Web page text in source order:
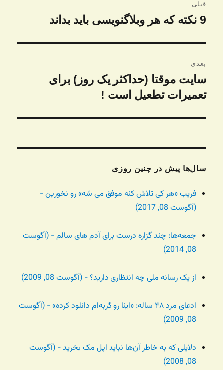
نوشته
قبلی
نوشته
9 نکته که هر وبلاگنویسی باید بداند
بعدی
نوشته
بعدی:
سایت موقتا (حداکثر یک روز) برای
تعمیرات تطعیل است !
سال‌ها پیش در چنین روزی
فریب «هر کی تلاش کنه موفق می شه» رو نخورین -
(آگوست 08, 2017)
جمعه‌ها: چند گزاره درست برای آدم های سالم - (آگوست
08, 2014)
از یک رسانه ملی چه انتظاری دارید؟ - (آگوست 08, 2009)
ادعای مرد ۴۸ ساله: «اینا رو گربه‌ام دانلود کرده» - (آگوست
08, 2009)
دلایلی که به خاطر آن‌ها نباید اپل مک بخرید - (آگوست
08, 2008)